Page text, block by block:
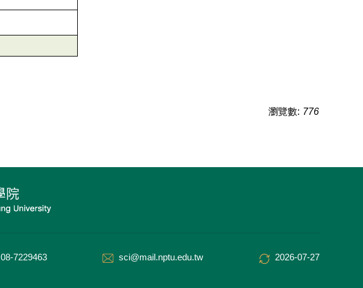
瀏覽數: 776
08-7229463 sci@mail.nptu.edu.tw 2026-07-27